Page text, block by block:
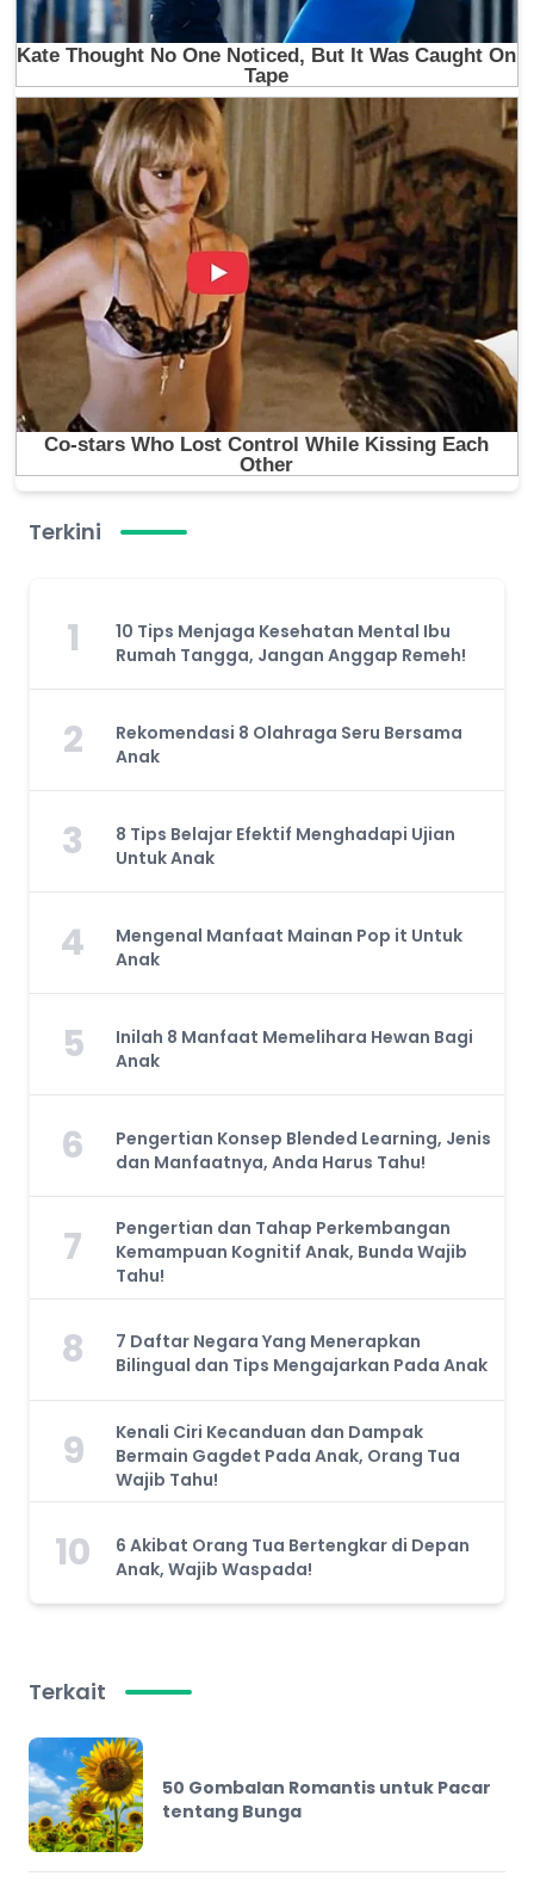
Terkini
1
10 Tips Menjaga Kesehatan Mental Ibu
Rumah Tangga, Jangan Anggap Remeh!
2
Rekomendasi 8 Olahraga Seru Bersama
Anak
3
8 Tips Belajar Efektif Menghadapi Ujian
Untuk Anak
4
Mengenal Manfaat Mainan Pop it Untuk
Anak
5
Inilah 8 Manfaat Memelihara Hewan Bagi
Anak
6
Pengertian Konsep Blended Learning, Jenis
dan Manfaatnya, Anda Harus Tahu!
7
Pengertian dan Tahap Perkembangan
Kemampuan Kognitif Anak, Bunda Wajib
Tahu!
8
7 Daftar Negara Yang Menerapkan
Bilingual dan Tips Mengajarkan Pada Anak
9
Kenali Ciri Kecanduan dan Dampak
Bermain Gagdet Pada Anak, Orang Tua
Wajib Tahu!
10
6 Akibat Orang Tua Bertengkar di Depan
Anak, Wajib Waspada!
Terkait
50 Gombalan Romantis untuk Pacar
tentang Bunga